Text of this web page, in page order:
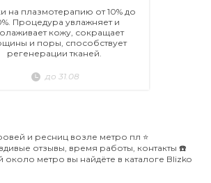
на плазмотерапию от 10% до
Процедура увлажняет и
кожу, сокращает
и поры, способствует
регенерации тканей.
до 31.08
и ресниц возле метро пл ⭐️
отзывы, время работы, контакты ☎️
около метро вы найдёте в каталоге Blizko